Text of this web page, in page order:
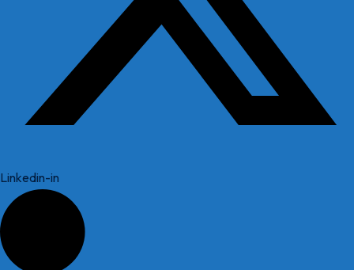
Linkedin-in